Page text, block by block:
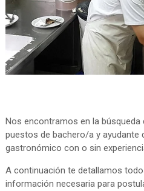
Nos encontramos en la búsqueda
puestos de bachero/a y ayudante
gastronómico con o sin
A continuación te detallamos
información necesaria para